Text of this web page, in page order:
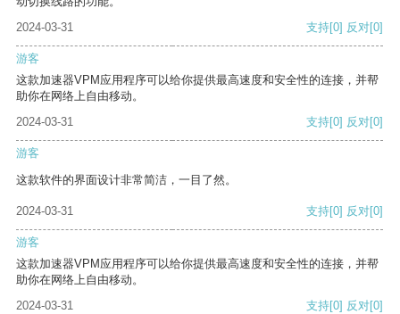
2024-03-31
支持[0] 反对[0]
游客
这款加速器VPM应用程序可以给你提供最高速度和安全性的连接，并帮
助你在网络上自由移动。
2024-03-31
支持[0] 反对[0]
游客
这款软件的界面设计非常简洁，一目了然。
2024-03-31 支持[0] 反对[0]
游客
这款加速器VPM应用程序可以给你提供最高速度和安全性的连接，并帮
助你在网络上自由移动。
2024-03-31
支持[0] 反对[0]